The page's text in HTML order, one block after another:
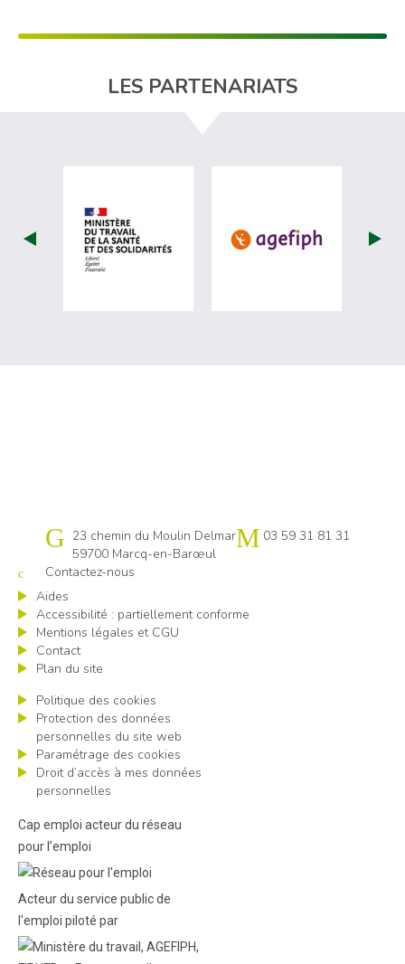
LES PARTENARIATS
visiter les site de Ministère du travail
visiter les
Cap emploi 59 Lille
23 chemin du Moulin Delmar
59700 Marcq-en-Barœul
03 59 31 81 31
Contactez-nous
Aides
Accessibilité : partiellement conforme
Mentions légales et CGU
Contact
Plan du site
Politique des cookies
Protection des données
personnelles du site web
Paramétrage des cookies
Droit d’accès à mes données
personnelles
Cap emploi acteur du réseau
pour l’emploi
Acteur du service public de
l'emploi piloté par